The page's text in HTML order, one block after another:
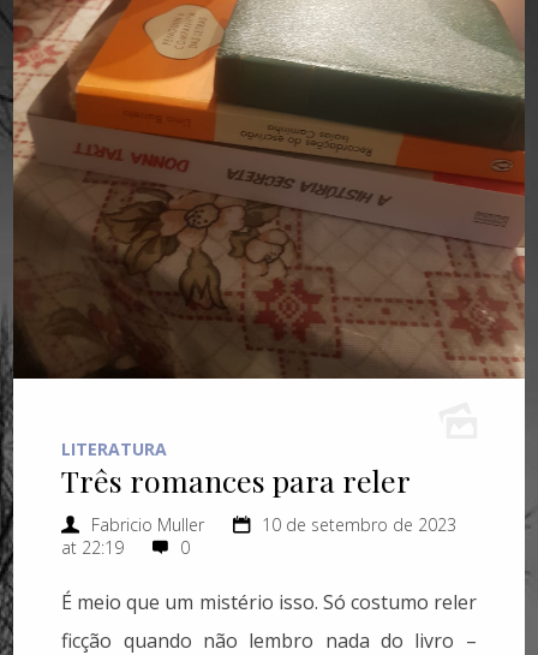
LITERATURA
Três romances para reler
Fabricio Muller
10 de setembro de 2023
at 22:19
0
É meio que um mistério isso. Só costumo reler
ficção quando não lembro nada do livro –